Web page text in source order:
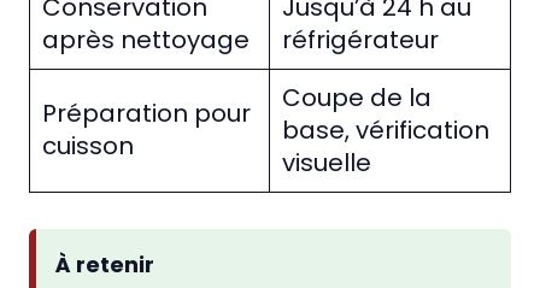
Conservation
après nettoyage
Jusqu’à 24 h au
réfrigérateur
Préparation pour
cuisson
Coupe de la
base, vérification
visuelle
À retenir